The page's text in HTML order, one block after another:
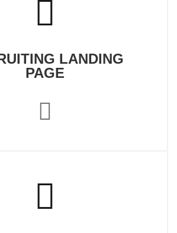
LANDING
PAGE